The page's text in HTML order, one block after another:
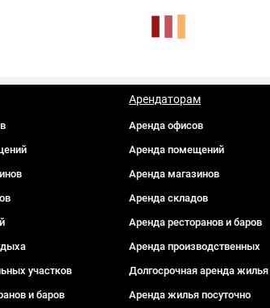
участков
и баров
Арендаторам
Аренда офисов
Аренда помещений
Аренда магазинов
Аренда складов
Аренда ресторанов и баров
Аренда производственных
Долгосрочная аренда жилья
Аренда жилья посуточно